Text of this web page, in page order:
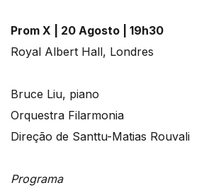
Prom X | 20 Agosto | 19h30
Royal Albert Hall, Londres
Bruce Liu, piano
Orquestra Filarmonia
Direção de Santtu-Matias Rouvali
Programa